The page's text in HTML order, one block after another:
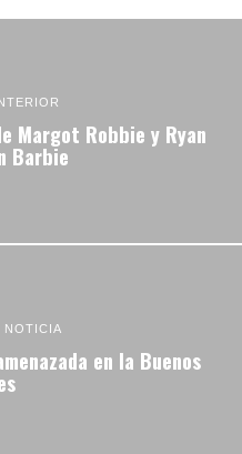
Margot Robbie y Ryan
Barbie
NOTICIA
en la Buenos